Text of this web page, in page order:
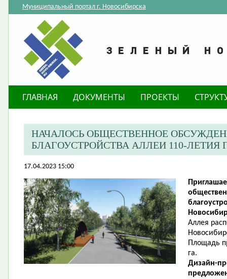
Муниципальный портал г. Новосибирска
ГЛАВНАЯ ДОКУМЕНТЫ ПРОЕКТЫ
НАЧАЛОСЬ ОБЩЕСТВЕННОЕ
БЛАГОУСТРОЙСТВА АЛЛЕИ 110-ЛЕТИЯ
17.04.2023 15:00
Аллея
Площадь
га.
Дизайн-